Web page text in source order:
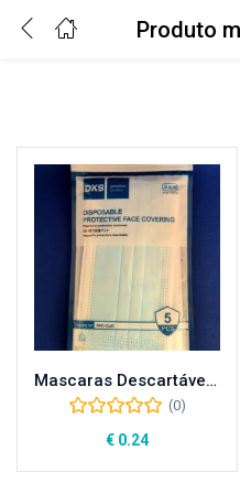
Produto
Lembrar-me
Mascaras Descartáveis (5 unid)
(0)
€ 0.24